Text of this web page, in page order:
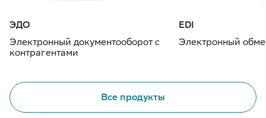
ЭДО
Электронный документооборот с
контрагентами
EDI
Электронный
Все продукты